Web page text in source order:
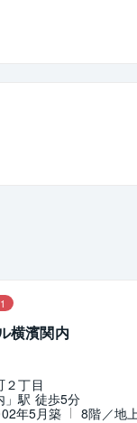
横濱関内
２丁目
」駅 徒歩5分
年5月築
8階／地